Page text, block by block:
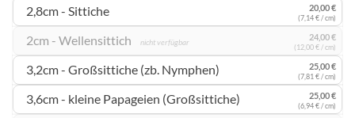
2,8cm - Sittiche 20,00 €
(7,14 € / cm)
2cm - Wellensittich nicht verfügbar
24,00 €
(12,00 € / cm)
3,2cm - Großsittiche (zb. Nymphen) 25,00 €
(7,81 € / cm)
3,6cm - kleine Papageien (Großsittiche) 25,00 €
(6,94 € / cm)